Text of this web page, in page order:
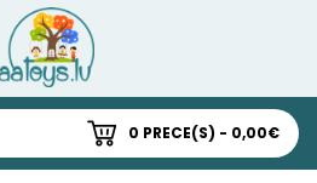
0 PRECE(S) - 0,00€